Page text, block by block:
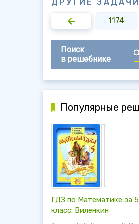
ДРУГИЕ
1173 1174
Поиск
в решебнике
Популярные
ГДЗ по Математике за 5
класс: Виленкин